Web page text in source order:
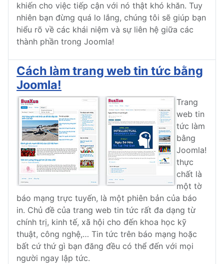
khiến cho việc tiếp cận với nó thật khó khăn. Tuy
nhiên bạn đừng quá lo lắng, chúng tôi sẽ giúp bạn
hiểu rõ về các khái niệm và sự liên hệ giữa các
thành phần trong Joomla!
Cách làm trang web tin tức bằng
Joomla!
Trang
web tin
tức làm
bằng
Joomla!
thực
chất là
một tờ
báo mạng trực tuyến, là một phiên bản của báo
in. Chủ đề của trang web tin tức rất đa dạng từ
chính trị, kinh tế, xã hội cho đến khoa học kỹ
thuật, công nghệ,… Tin tức trên báo mạng hoặc
bất cứ thứ gì bạn đăng đều có thể đến với mọi
người ngay lập tức.